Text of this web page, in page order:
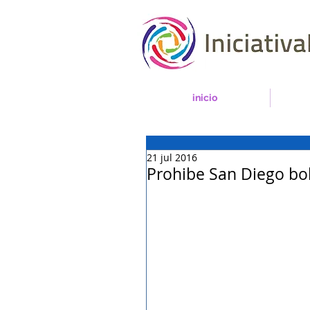
inicio
Prohibe San Diego
21 jul 2016